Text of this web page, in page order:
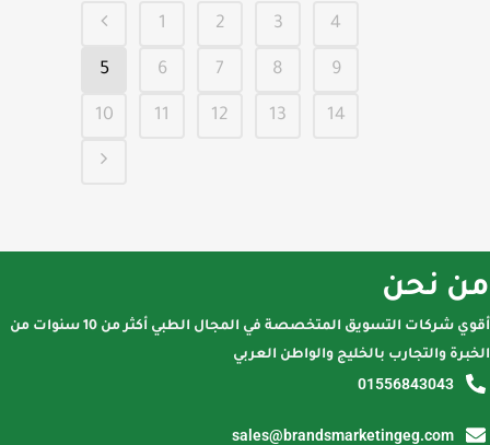
1 2 3 4
5 6 7 8 9
10 11 12 13 14
من نحن
أقوي شركات التسويق المتخصصة في المجال الطبي أكثر من 10 سنوات من
الخبرة والتجارب بالخليج والواطن العربي
01556843043
sales@brandsmarketingeg.com